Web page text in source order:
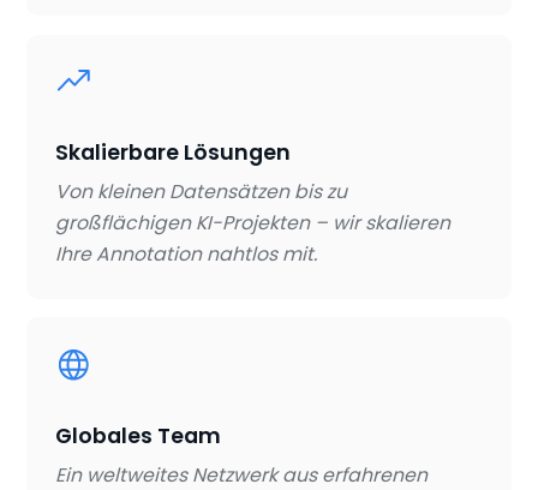
Skalierbare Lösungen
Von kleinen Datensätzen bis zu
großflächigen KI-Projekten – wir skalieren
Ihre Annotation nahtlos mit.
Globales Team
Ein weltweites Netzwerk aus erfahrenen